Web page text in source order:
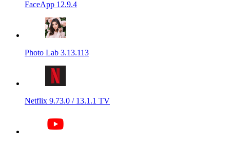
FaceApp 12.9.4
Photo Lab 3.13.113
Netflix 9.73.0 / 13.1.1 TV